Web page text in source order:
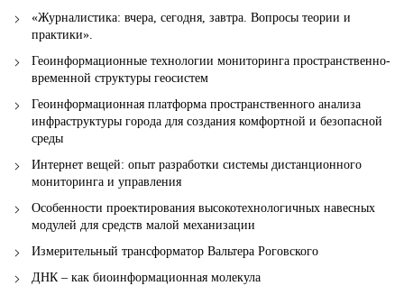
«Журналистика: вчера, сегодня, завтра. Вопросы теории и
практики».
Геоинформационные технологии мониторинга пространственно-
временной структуры геосистем
Геоинформационная платформа пространственного анализа
инфраструктуры города для создания комфортной и безопасной
среды
Интернет вещей: опыт разработки системы дистанционного
мониторинга и управления
Особенности проектирования высокотехнологичных навесных
модулей для средств малой механизации
Измерительный трансформатор Вальтера Роговского
ДНК – как биоинформационная молекула